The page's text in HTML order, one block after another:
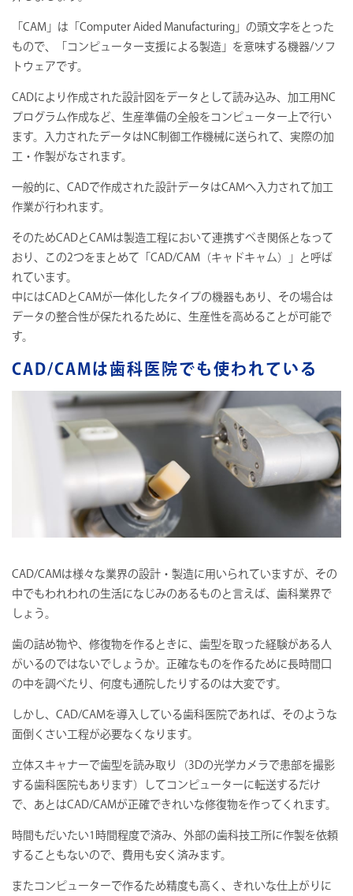
「CAM」は「Computer Aided Manufacturing」の頭文字をとった
もので、「コンピューター支援による製造」を意味する機器/ソフ
トウェアです。
CADにより作成された設計図をデータとして読み込み、加工用NC
プログラム作成など、生産準備の全般をコンピューター上で行い
ます。入力されたデータはNC制御工作機械に送られて、実際の加
工・作製がなされます。
一般的に、CADで作成された設計データはCAMへ入力されて加工
作業が行われます。
そのためCADとCAMは製造工程において連携すべき関係となって
おり、この2つをまとめて「CAD/CAM（キャドキャム）」と呼ば
れています。
中にはCADとCAMが一体化したタイプの機器もあり、その場合は
データの整合性が保たれるために、生産性を高めることが可能で
す。
CAD/CAMは歯科医院でも使われている
CAD/CAMは様々な業界の設計・製造に用いられていますが、その
中でもわれわれの生活になじみのあるものと言えば、歯科業界で
しょう。
歯の詰め物や、修復物を作るときに、歯型を取った経験がある人
がいるのではないでしょうか。正確なものを作るために長時間口
の中を調べたり、何度も通院したりするのは大変です。
しかし、CAD/CAMを導入している歯科医院であれば、そのような
面倒くさい工程が必要なくなります。
立体スキャナーで歯型を読み取り（3Dの光学カメラで患部を撮影
する歯科医院もあります）してコンピューターに転送するだけ
で、あとはCAD/CAMが正確できれいな修復物を作ってくれます。
時間もだいたい1時間程度で済み、外部の歯科技工所に作製を依頼
することもないので、費用も安く済みます。
またコンピューターで作るため精度も高く、きれいな仕上がりに